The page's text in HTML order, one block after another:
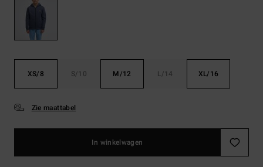
XS/8 S/10 M/12 L/14 XL/16
Zie maattabel
In winkelwagen